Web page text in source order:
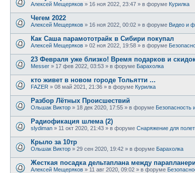
Алексей Мещеряков » 16 ноя 2022, 23:47 » в форуме Курилка
Чегем 2022
Алексей Мещеряков » 16 ноя 2022, 00:02 » в форуме Видео и
Как Саша парамототрайк в Сибири покупал
Алексей Мещеряков » 02 ноя 2022, 19:58 » в форуме
23 Февраля уже близко! Время подарков и
Messer » 17 фев 2022, 03:53 » в форуме Барахолка
кто живет в новом городе Тольятти ...
FAZER » 08 май 2021, 21:36 » в форуме Курилка
Разбор Лётных Происшествий
Ольшак Виктор » 18 дек 2020, 17:55 » в форуме Безопасность
Радиофикация шлема (2)
slydiman » 11 окт 2020, 21:43 » в форуме Снаряжение для
Крыло за 10тр
Ольшак Виктор » 29 сен 2020, 19:42 » в форуме Барахолка
Жесткая посадка дельтаплана между
Алексей Мещеряков » 11 авг 2020, 09:02 » в форуме